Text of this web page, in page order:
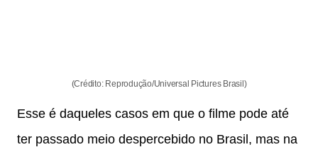
(Crédito: Reprodução/Universal Pictures Brasil)
Esse é daqueles casos em que o filme pode até
ter passado meio despercebido no Brasil, mas na